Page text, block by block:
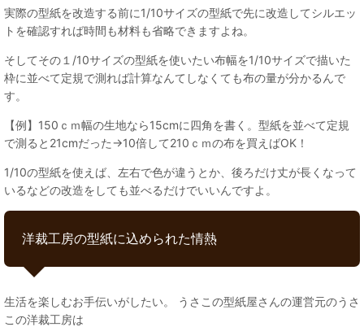
実際の型紙を改造する前に1/10サイズの型紙で先に改造してシルエッ
トを確認すれば時間も材料も省略できますよね。
そしてその１/10サイズの型紙を使いたい布幅を1/10サイズで描いた
枠に並べて定規で測れば計算なんてしなくても布の量が分かるんで
す。
【例】150ｃｍ幅の生地なら15cmに四角を書く。型紙を並べて定規
で測ると21cmだった→10倍して210ｃｍの布を買えばOK！
1/10の型紙を使えば、左右で色が違うとか、後ろだけ丈が長くなって
いるなどの改造をしても並べるだけでいいんですよ。
洋裁工房の型紙に込められた情熱
生活を楽しむお手伝いがしたい。 うさこの型紙屋さんの運営元のうさ
この洋裁工房は